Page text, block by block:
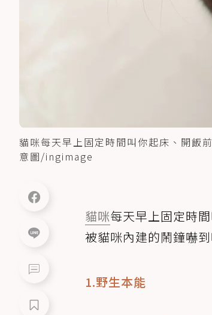
貓咪每天早上固定時間叫你起床、開飯
意圖/ingimage
貓咪每天早上固定時
被貓咪內建的鬧鐘嚇
1.野生本能